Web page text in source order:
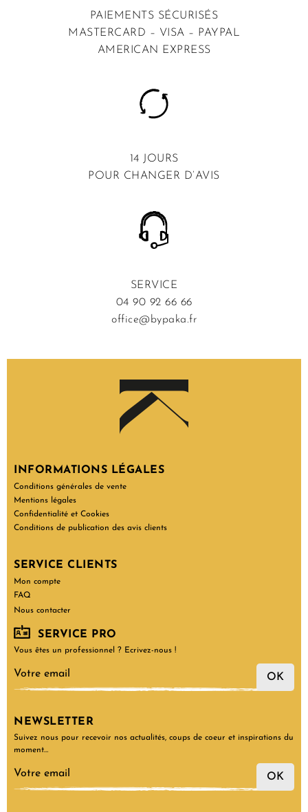
PAIEMENTS SÉCURISÉS
MASTERCARD – VISA – PAYPAL
AMERICAN EXPRESS
14 JOURS
POUR CHANGER D’AVIS
SERVICE
04 90 92 66 66
office@bypaka.fr
INFORMATIONS LÉGALES
Conditions générales de vente
Mentions légales
Confidentialité et Cookies
Conditions de publication des avis clients
SERVICE CLIENTS
Mon compte
FAQ
Nous contacter
SERVICE PRO
Vous êtes un professionnel ? Ecrivez-nous !
OK
NEWSLETTER
Suivez nous pour recevoir nos actualités, coups de coeur et inspirations du
moment…
OK